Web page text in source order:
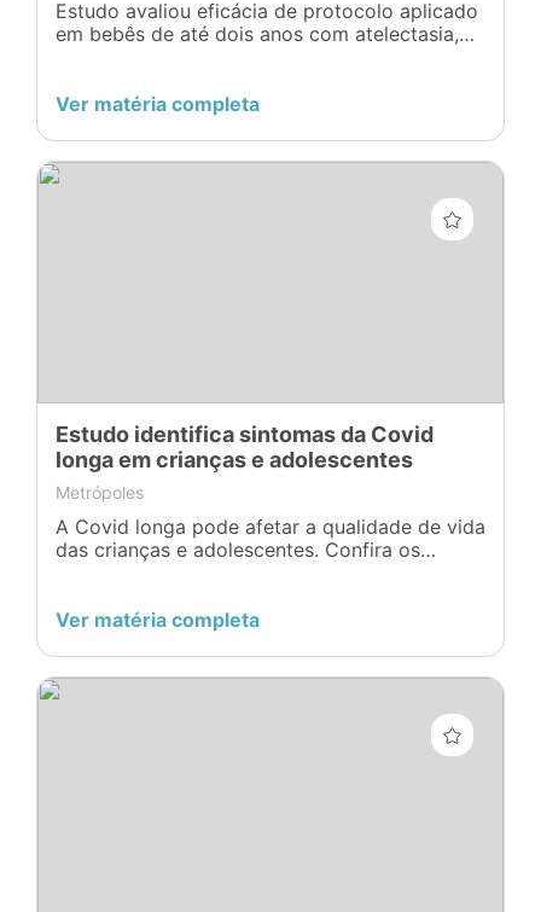
Estudo avaliou eficácia de protocolo aplicado
em bebês de até dois anos com atelectasia,
Ver matéria completa
Estudo identifica sintomas da Covid
longa em crianças e adolescentes
Metrópoles
A Covid longa pode afetar a qualidade de vida
das crianças e adolescentes. Confira os
Ver matéria completa